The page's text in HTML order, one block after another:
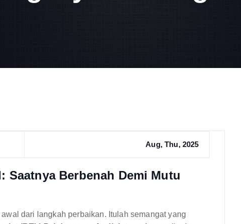
Aug, Thu, 2025
Berbenah Demi Mutu
dari langkah perbaikan. Itulah semangat yang